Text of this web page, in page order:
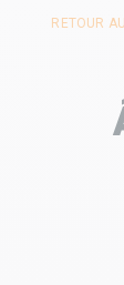
RETOUR